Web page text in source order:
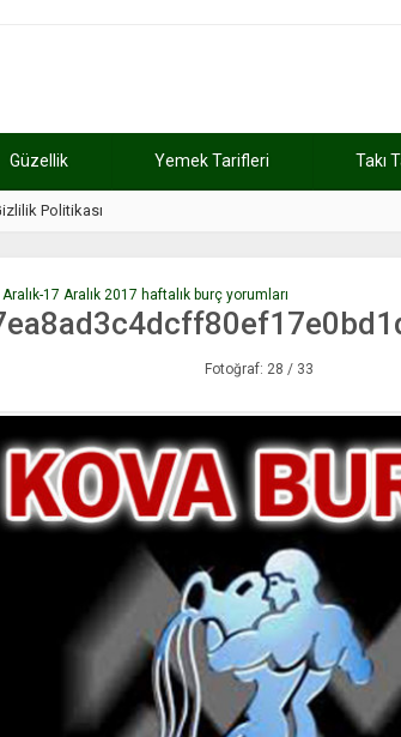
Güzellik Yemek Tarifleri Takı
düğününe 5 gün kala hayatını kaybetti
17 Aralık 2017 haftalık burç yorumları
Fotoğraf: 28 / 33